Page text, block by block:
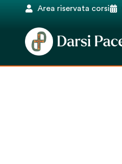
Area riservata corsi